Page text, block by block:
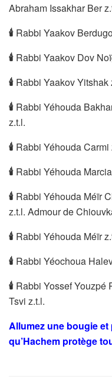
Abraham Issakhar Ber
🕯 Rabbi Yaakov
🕯 Rabbi Yaakov Dov
🕯 Rabbi Yaakov Yitshak
🕯 Rabbi Yéhouda
z.t.l.
🕯 Rabbi Yéhouda Carmi
🕯 Rabbi Yéhouda
🕯 Rabbi Yéhouda Méïr
z.t.l. Admour de
🕯 Rabbi Yéhouda Méïr
🕯 Rabbi Yéochoua
🕯 Rabbi Yossef Youzpé
Tsvi z.t.l.
Allumez une bougie
qu’Hachem protège